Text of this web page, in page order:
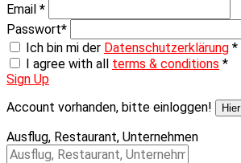
Email *
Passwort*
Ich bin mi der Datenschutzerklärung *
I agree with all terms & conditions *
Sign Up
Account vorhanden, bitte einloggen!
Hier
Ausflug, Restaurant, Unternehmen